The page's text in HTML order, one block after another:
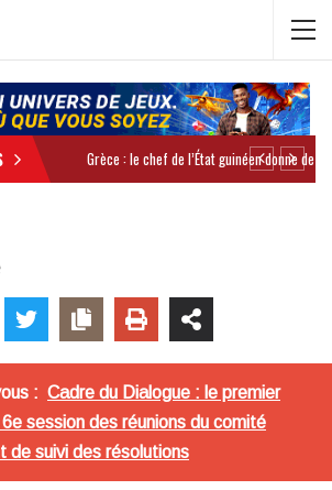
: Cadre du Dialogue : le premier
session des réunions du comité
de suivi des résolutions